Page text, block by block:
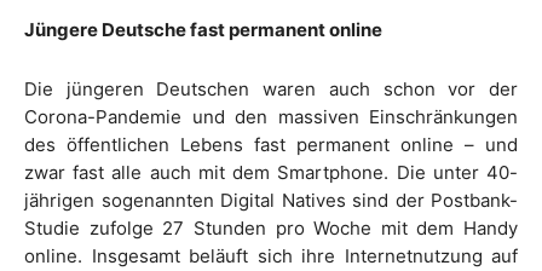
Jüngere Deutsche fast permanent online
Die jüngeren Deutschen waren auch schon vor der
Corona-Pandemie und den massiven Einschränkungen
des öffentlichen Lebens fast permanent online – und
zwar fast alle auch mit dem Smartphone. Die unter 40-
jährigen sogenannten Digital Natives sind der Postbank-
Studie zufolge 27 Stunden pro Woche mit dem Handy
online. Insgesamt beläuft sich ihre Internetnutzung auf